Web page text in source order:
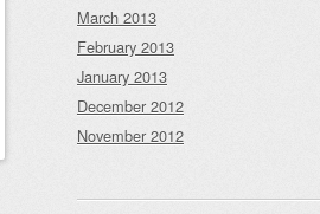
March 2013
February 2013
January 2013
December 2012
November 2012